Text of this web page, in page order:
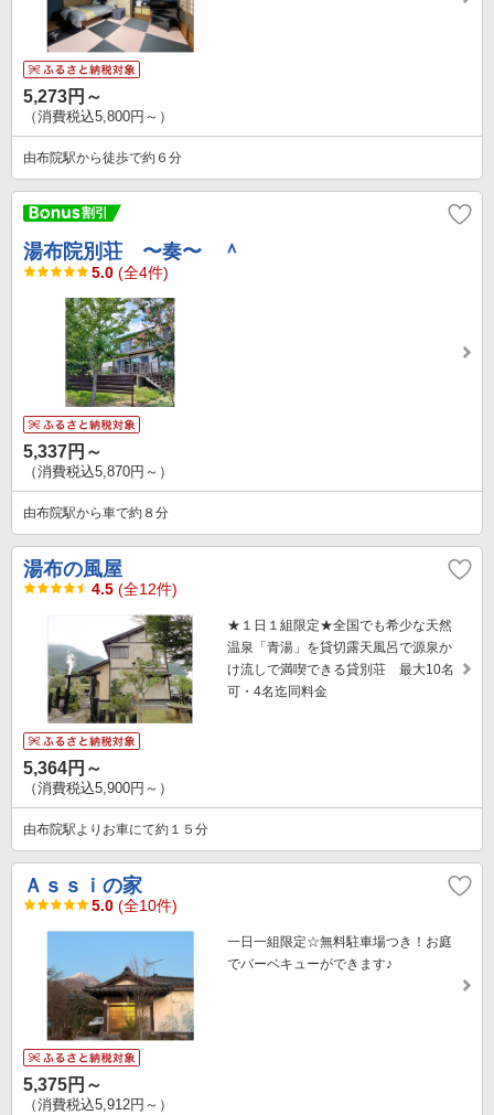
5,273円～
（消費税込5,800円～）
由布院駅から徒歩で約６分
湯布院別荘 〜奏〜 ＾
5.0 (全4件)
5,337円～
（消費税込5,870円～）
由布院駅から車で約８分
湯布の風屋
4.5 (全12件)
★１日１組限定★全国でも希少な天然
温泉「青湯」を貸切露天風呂で源泉か
け流しで満喫できる貸別荘 最大10名
可・4名迄同料金
5,364円～
（消費税込5,900円～）
由布院駅よりお車にて約１５分
Ａｓｓｉの家
5.0 (全10件)
一日一組限定☆無料駐車場つき！お庭
でバーベキューができます♪
5,375円～
（消費税込5,912円～）